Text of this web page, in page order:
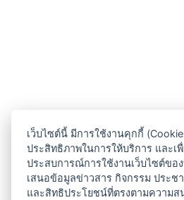
เว็บไซต์นี้ มีการใช้งานคุกกี้
ประสิทธิภาพในการให้บริการ และเ
ประสบการณ์การใช้งานเว็บไซต์ขอ
เสนอข้อมูลข่าวสาร กิจกรรม ประช
และสิทธิประโยชน์ที่ตรงตามความ